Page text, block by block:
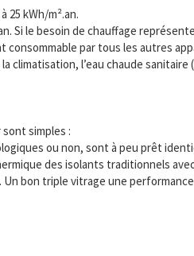
25 kWh/m².an.
Si le besoin de chauffage
consommable par tous les autres
l’eau chaude sanitaire
simples :
ou non, sont à peu prêt
des isolants traditionnels
bon triple vitrage une